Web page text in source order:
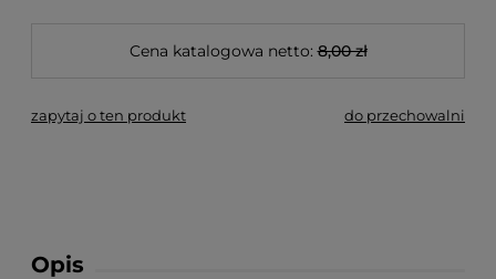
Cena katalogowa netto: 8,00 zł
zapytaj o ten produkt do przechowalni
Opis